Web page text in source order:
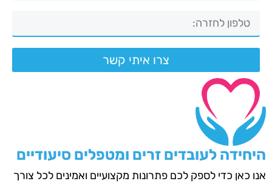
צרו איתי קשר
היחידה לעובדים זרים ומטפלים סיעודיים
אנו כאן כדי לספק לכם פתרונות מקצועיים ואמינים לכל צורך